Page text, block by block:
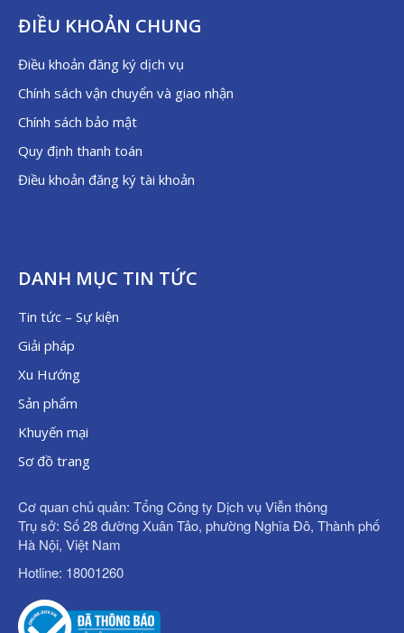
ĐIỀU KHOẢN CHUNG
Điều khoản đăng ký dịch vụ
Chính sách vận chuyển và giao nhận
Chính sách bảo mật
Quy định thanh toán
Điều khoản đăng ký tài khoản
DANH MỤC TIN TỨC
Tin tức – Sự kiện
Giải pháp
Xu Hướng
Sản phẩm
Khuyến mại
Sơ đồ trang
Cơ quan chủ quản: Tổng Công ty Dịch vụ Viễn thông
Trụ sở: Số 28 đường Xuân Tảo, phường Nghĩa Đô, Thành phố
Hà Nội, Việt Nam
Hotline: 18001260